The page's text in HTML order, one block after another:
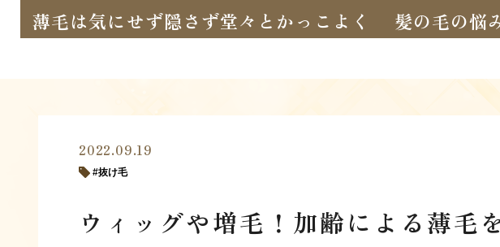
薄毛は気にせず隠さず堂々とかっこよく
髪の毛の悩
2022.09.19
抜け毛
ウィッグや増毛！加齢による薄毛